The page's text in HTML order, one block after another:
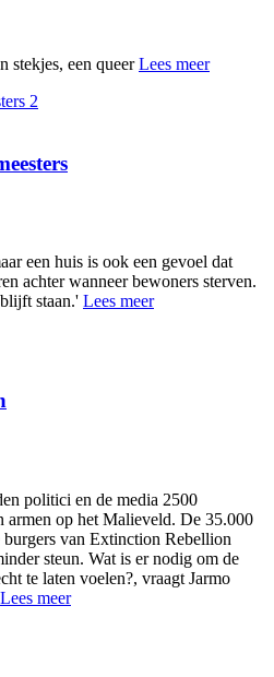
stekjes, een queerLees meer
een huis is ook een gevoel dat
achter wanneer bewoners sterven.
staan.' Lees meer
politici en de media 2500
armen op het Malieveld. De 35.000
burgers van Extinction Rebellion
steun. Wat is er nodig om de
te laten voelen?, vraagt Jarmo
Lees meer